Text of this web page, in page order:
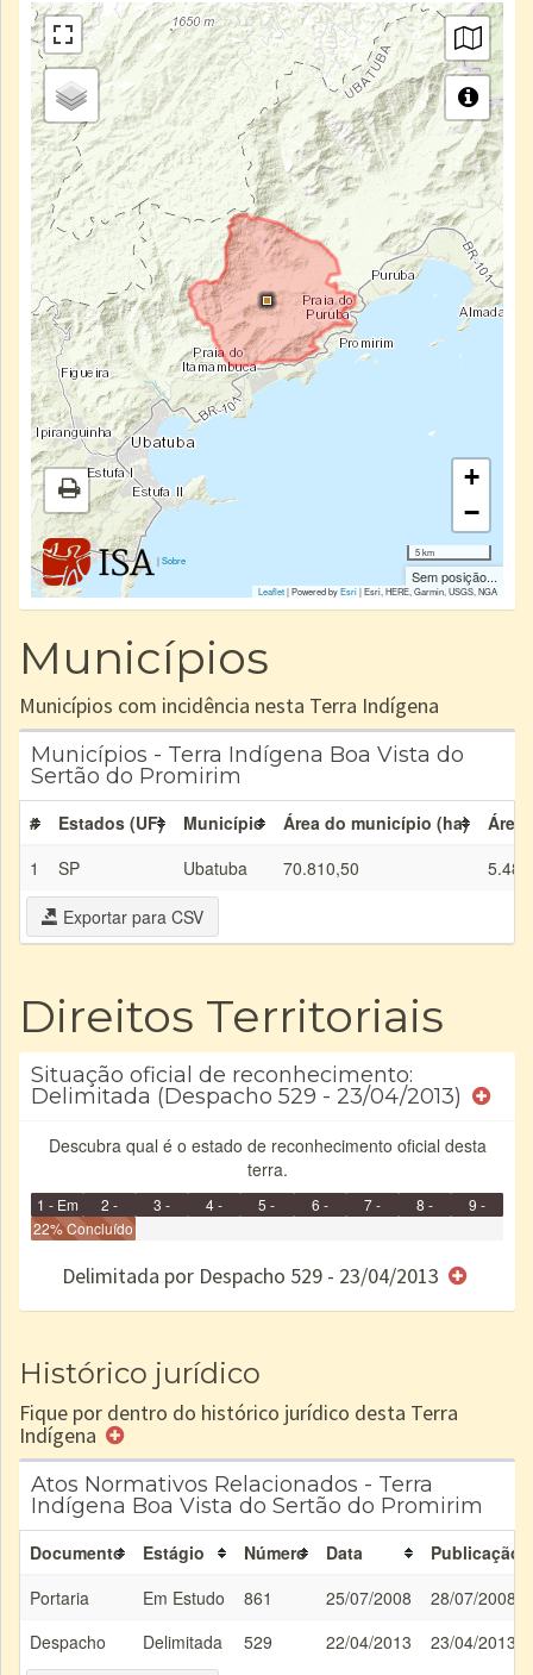
|Sobre
+
−
5 km
Sem posição...
Leaflet| Powered byEsri|Esri, HERE, Garmin, USGS, NGA
Municípios
Municípios com incidência nesta Terra Indígena
Municípios - Terra Indígena Boa Vista do
Sertão do Promirim
# Estados (UF) Município Área do município (ha)
Área
1
SP Ubatuba 70.810,50
Exportar para CSV
Direitos Territoriais
Situação oficial de reconhecimento:
Delimitada (Despacho 529 - 23/04/2013)
Descubra qual é o estado de reconhecimento oficial desta
terra.
1 - Em
Identificação
2 -
Identificada
3 -
4 -
5 -
6 -
e/ou
7 -
8 -
9 -
22% Concluído
Delimitada por Despacho 529 - 23/04/2013
Histórico jurídico
Fique por dentro do histórico jurídico desta Terra
Indígena
Atos Normativos Relacionados - Terra
Indígena Boa Vista do Sertão do Promirim
Documento Estágio Número Data
Publicação
Portaria
Em Estudo 861 25/07/2008
28/07/2008
Despacho
Delimitada 529 22/04/2013 23/04/2013